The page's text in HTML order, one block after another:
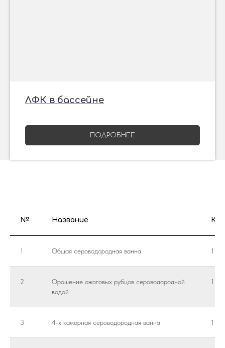
ЛФК в бассейне
ПОДРОБНЕЕ
№ Название
1 Общая сероводородная ванна 1
2
Орошение ожоговых рубцов сероводородной
водой
1
3 4-х камерная сероводородная ванна 1